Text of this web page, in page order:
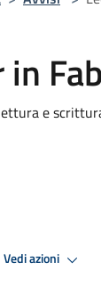
in
e
Vedi azioni